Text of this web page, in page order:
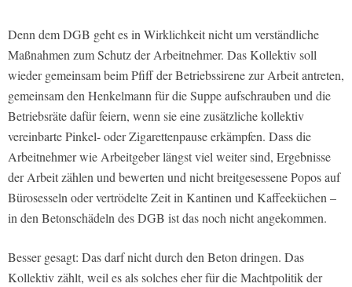
Denn dem DGB geht es in Wirklichkeit nicht um verständliche
Maßnahmen zum Schutz der Arbeitnehmer. Das Kollektiv soll
wieder gemeinsam beim Pfiff der Betriebssirene zur Arbeit antreten,
gemeinsam den Henkelmann für die Suppe aufschrauben und die
Betriebsräte dafür feiern, wenn sie eine zusätzliche kollektiv
vereinbarte Pinkel- oder Zigarettenpause erkämpfen. Dass die
Arbeitnehmer wie Arbeitgeber längst viel weiter sind, Ergebnisse
der Arbeit zählen und bewerten und nicht breitgesessene Popos auf
Bürosesseln oder vertrödelte Zeit in Kantinen und Kaffeeküchen –
in den Betonschädeln des DGB ist das noch nicht angekommen.
Besser gesagt: Das darf nicht durch den Beton dringen. Das
Kollektiv zählt, weil es als solches eher für die Machtpolitik der